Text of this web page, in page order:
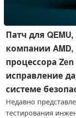
Патч для
компании
процессора
исправление
системе
Недавно
тестирования